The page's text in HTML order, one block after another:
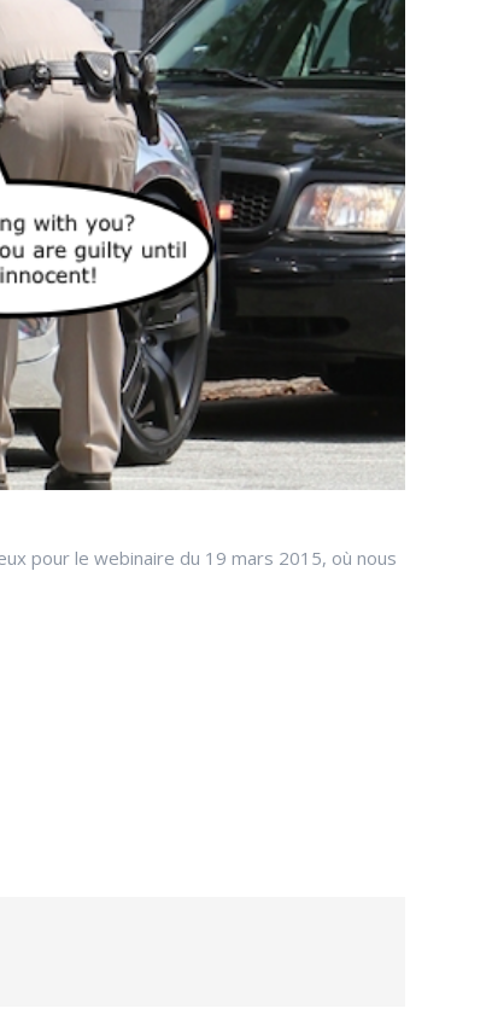
pour le webinaire du 19 mars 2015, où nous